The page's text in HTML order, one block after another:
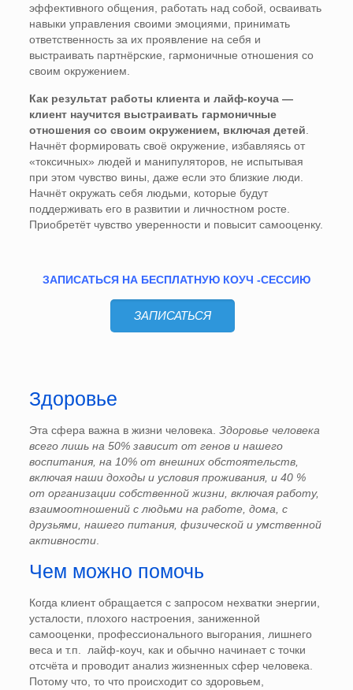
эффективного общения, работать над собой, осваивать
навыки управления своими эмоциями, принимать
ответственность за их проявление на себя и
выстраивать партнёрские, гармоничные отношения со
своим окружением.
Как результат работы клиента и лайф-коуча —
клиент научится выстраивать гармоничные
отношения со своим окружением, включая детей.
Начнёт формировать своё окружение, избавляясь от
«токсичных» людей и манипуляторов, не испытывая
при этом чувство вины, даже если это близкие люди.
Начнёт окружать себя людьми, которые будут
поддерживать его в развитии и личностном росте.
Приобретёт чувство уверенности и повысит самооценку.
ЗАПИСАТЬСЯ НА БЕСПЛАТНУЮ КОУЧ -СЕССИЮ
ЗАПИСАТЬСЯ
Здоровье
Эта сфера важна в жизни человека. Здоровье человека
всего лишь на 50% зависит от генов и нашего
воспитания, на 10% от внешних обстоятельств,
включая наши доходы и условия проживания, и 40 %
от организации собственной жизни, включая работу,
взаимоотношений с людьми на работе, дома, с
друзьями, нашего питания, физической и умственной
активности.
Чем можно помочь
Когда клиент обращается с запросом нехватки энергии,
усталости, плохого настроения, заниженной
самооценки, профессионального выгорания, лишнего
веса и т.п. лайф-коуч, как и обычно начинает с точки
отсчёта и проводит анализ жизненных сфер человека.
Потому что, то что происходит со здоровьем,